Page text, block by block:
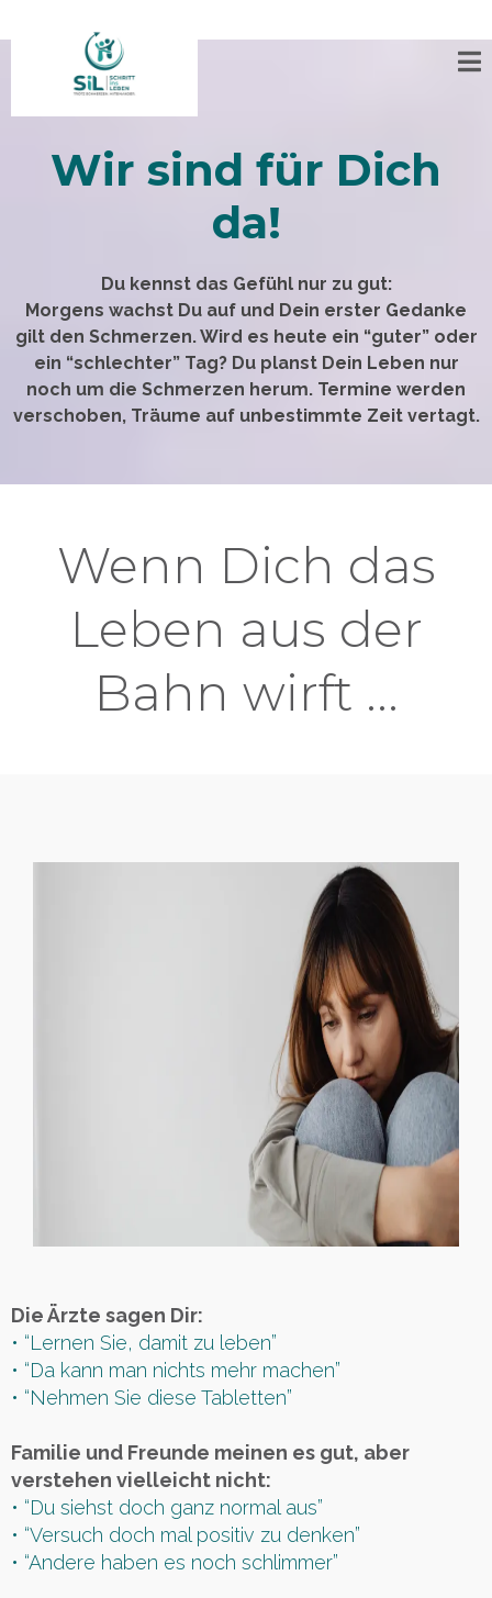
Wir sind für Dich
da!
Du kennst das Gefühl nur zu gut:
Morgens wachst Du auf und Dein erster Gedanke
gilt den Schmerzen. Wird es heute ein “guter” oder
ein “schlechter” Tag? Du planst Dein Leben nur
noch um die Schmerzen herum. Termine werden
verschoben, Träume auf unbestimmte Zeit vertagt.
Wenn Dich das
Leben aus der
Bahn wirft ...
Die Ärzte sagen Dir:
• “Lernen Sie, damit zu leben”
• “Da kann man nichts mehr machen”
• “Nehmen Sie diese Tabletten”
Familie und Freunde meinen es gut, aber
verstehen vielleicht nicht:
• “Du siehst doch ganz normal aus”
• “Versuch doch mal positiv zu denken”
• “Andere haben es noch schlimmer”